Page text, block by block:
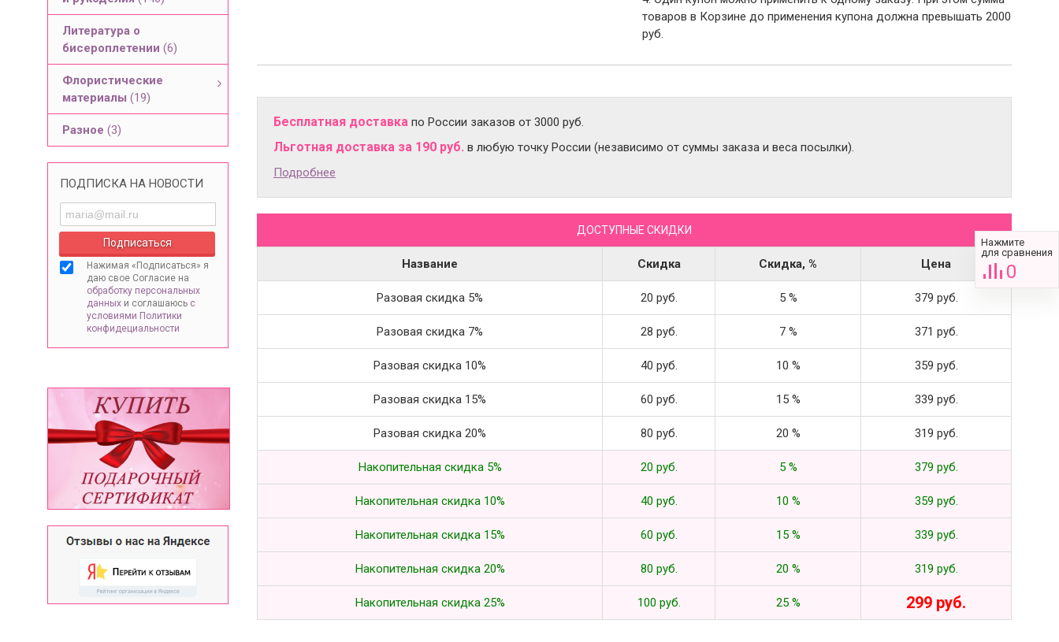
Литература о
бисероплетении (6)
Флористические
материалы (19)
Разное (3)
ПОДПИСКА НА НОВОСТИ
Нажимая «Подписаться» я
даю свое Согласие на
обработку персональных
данных и соглашаюсь с
условиями Политики
конфидециальности
товаров в Корзине до применения купона должна превышать 2000
руб.
Бесплатная доставка по России заказов от 3000 руб.
Льготная доставка за 190 руб. в любую точку России (независимо от суммы заказа и веса посылки).
Подробнее
ДОСТУПНЫЕ СКИДКИ
Название Скидка Скидка, % Цена
Разовая скидка 5% 20 руб. 5 % 379 руб.
Разовая скидка 7% 28 руб. 7 % 371 руб.
Разовая скидка 10% 40 руб. 10 % 359 руб.
Разовая скидка 15% 60 руб. 15 % 339 руб.
Разовая скидка 20% 80 руб. 20 % 319 руб.
Накопительная скидка 5% 20 руб. 5 % 379 руб.
Накопительная скидка 10% 40 руб. 10 % 359 руб.
Накопительная скидка 15% 60 руб. 15 % 339 руб.
Накопительная скидка 20% 80 руб. 20 % 319 руб.
Накопительная скидка 25% 100 руб. 25 % 299 руб.
Нажмите
для сравнения
0